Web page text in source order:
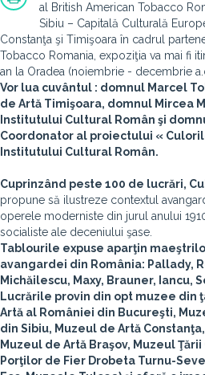
al British American Tobacco
Sibiu – Capitală Culturală
Constanţa şi Timişoara în cadrul
Tobacco Romania, expoziţia va mai fi
an la Oradea (noiembrie - decembrie
Vor lua cuvântul : domnul Marcel
de Artă Timişoara, domnul Mircea
Institutului Cultural Român şi
Coordonator al proiectului «
Institutului Cultural Român.
Cuprinzând peste 100 de lucrări,
propune să ilustreze contextul
operele moderniste din jurul anului
socialiste ale deceniului şase.
Tablourile expuse aparţin
avangardei din România: Pallady,
Michăilescu, Maxy, Brauner, Iancu,
Lucrările provin din opt muzee din
Artă al României din Bucureşti,
din Sibiu, Muzeul de Artă
Muzeul de Artă Braşov, Muzeul
Porţilor de Fier Drobeta Turnu-